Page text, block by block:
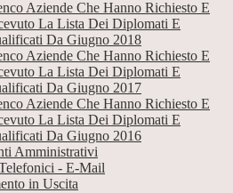
Aziende Che Hanno Richiesto E
La Lista Dei Diplomati E
Da Giugno 2018
Aziende Che Hanno Richiesto E
La Lista Dei Diplomati E
Da Giugno 2017
Aziende Che Hanno Richiesto E
La Lista Dei Diplomati E
Da Giugno 2016
Amministrativi
- E-Mail
in Uscita